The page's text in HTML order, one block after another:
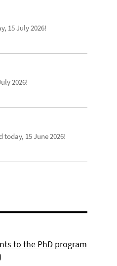
15 July 2026!
2026!
15 June 2026!
to the PhD program